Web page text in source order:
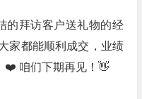
的拜访客户送礼物的经
家都能顺利成交，业绩
❤️ 咱们下期再见！👋